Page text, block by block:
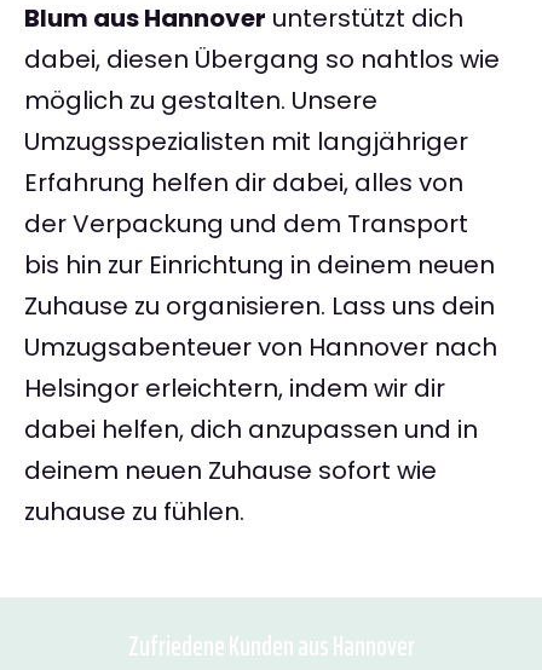
Blum aus Hannover unterstützt dich
dabei, diesen Übergang so nahtlos wie
möglich zu gestalten. Unsere
Umzugsspezialisten mit langjähriger
Erfahrung helfen dir dabei, alles von
der Verpackung und dem Transport
bis hin zur Einrichtung in deinem neuen
Zuhause zu organisieren. Lass uns dein
Umzugsabenteuer von Hannover nach
Helsingor erleichtern, indem wir dir
dabei helfen, dich anzupassen und in
deinem neuen Zuhause sofort wie
zuhause zu fühlen.
Zufriedene Kunden aus Hannover